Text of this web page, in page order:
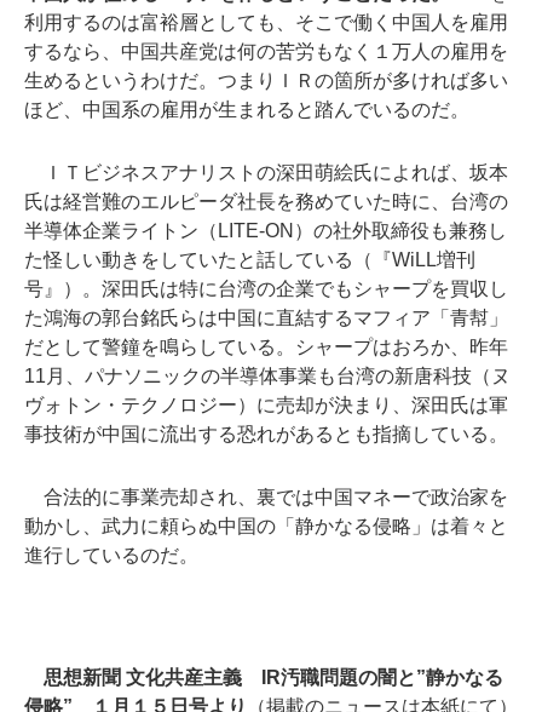
利用するのは富裕層としても、そこで働く中国人を雇用
するなら、中国共産党は何の苦労もなく１万人の雇用を
生めるというわけだ。つまりＩＲの箇所が多ければ多い
ほど、中国系の雇用が生まれると踏んでいるのだ。
ＩＴビジネスアナリストの深田萌絵氏によれば、坂本
氏は経営難のエルピーダ社長を務めていた時に、台湾の
半導体企業ライトン（LITE-ON）の社外取締役も兼務し
た怪しい動きをしていたと話している（『WiLL増刊
号』）。深田氏は特に台湾の企業でもシャープを買収し
た鴻海の郭台銘氏らは中国に直結するマフィア「青幇」
だとして警鐘を鳴らしている。シャープはおろか、昨年
11月、パナソニックの半導体事業も台湾の新唐科技（ヌ
ヴォトン・テクノロジー）に売却が決まり、深田氏は軍
事技術が中国に流出する恐れがあるとも指摘している。
合法的に事業売却され、裏では中国マネーで政治家を
動かし、武力に頼らぬ中国の「静かなる侵略」は着々と
進行しているのだ。
思想新聞 文化共産主義 IR汚職問題の闇と”静かなる
侵略” １月１５日号より （掲載のニュースは本紙にて）